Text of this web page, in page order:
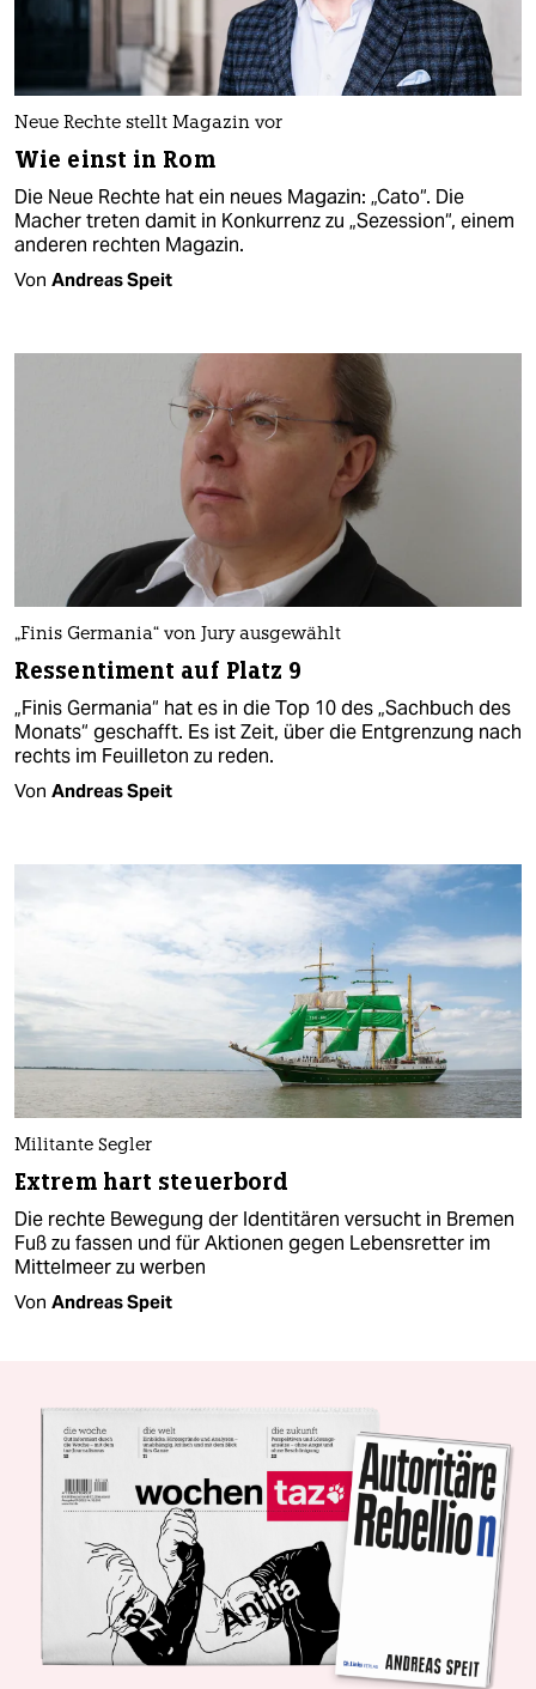
Neue Rechte stellt Magazin vor
Wie einst in Rom
Die Neue Rechte hat ein neues Magazin: „Cato“. Die
Macher treten damit in Konkurrenz zu „Sezession“, einem
anderen rechten Magazin.
Von Andreas Speit
„Finis Germania“ von Jury ausgewählt
Ressentiment auf Platz 9
„Finis Germania“ hat es in die Top 10 des „Sachbuch des
Monats“ geschafft. Es ist Zeit, über die Entgrenzung nach
rechts im Feuilleton zu reden.
Von Andreas Speit
Militante Segler
Extrem hart steuerbord
Die rechte Bewegung der Identitären versucht in Bremen
Fuß zu fassen und für Aktionen gegen Lebensretter im
Mittelmeer zu werben
Von Andreas Speit